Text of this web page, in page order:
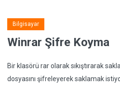
Bilgisayar
Winrar Şifre Koyma
Bir klasörü rar olarak sıkıştırarak
dosyasını şifreleyerek saklamak